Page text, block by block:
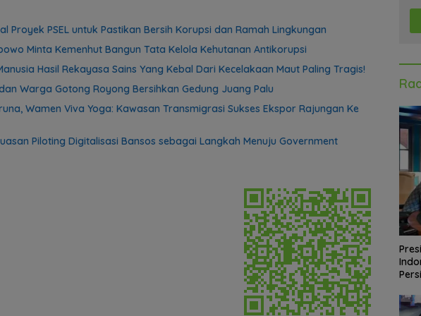
Proyek PSEL untuk Pastikan Bersih Korupsi dan Ramah Lingkungan
Minta Kemenhut Bangun Tata Kelola Kehutanan Antikorupsi
Hasil Rekayasa Sains Yang Kebal Dari Kecelakaan Maut Paling Tragis!
Warga Gotong Royong Bersihkan Gedung Juang Palu
Wamen Viva Yoga: Kawasan Transmigrasi Sukses Ekspor Rajungan Ke
Piloting Digitalisasi Bansos sebagai Langkah Menuju Government